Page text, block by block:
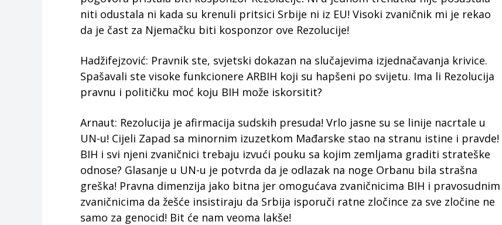
niti odustala ni kada su krenuli pritsici Srbije ni iz EU! Visoki zvaničnik mi je rekao
da je čast za Njemačku biti kosponzor ove Rezolucije!
Hadžifejzović: Pravnik ste, svjetski dokazan na slučajevima izjednačavanja krivice.
Spašavali ste visoke funkcionere ARBIH koji su hapšeni po svijetu. Ima li Rezolucija
pravnu i političku moć koju BIH može iskorsitit?
Arnaut: Rezolucija je afirmacija sudskih presuda! Vrlo jasne su se linije nacrtale u
UN-u! Cijeli Zapad sa minornim izuzetkom Mađarske stao na stranu istine i pravde!
BIH i svi njeni zvaničnici trebaju izvući pouku sa kojim zemljama graditi strateške
odnose? Glasanje u UN-u je potvrda da je odlazak na noge Orbanu bila strašna
greška! Pravna dimenzija jako bitna jer omogućava zvaničnicima BIH i pravosudnim
zvaničnicima da žešće insistiraju da Srbija isporuči ratne zločince za sve zločine ne
samo za genocid! Bit će nam veoma lakše!